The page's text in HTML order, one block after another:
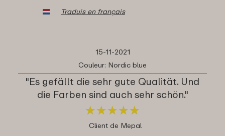
Traduis en français
15-11-2021
Couleur: Nordic blue
"Es gefällt die sehr gute Qualität. Und
die Farben sind auch sehr schön."
★★★★★
★★★★★
Client de Mepal